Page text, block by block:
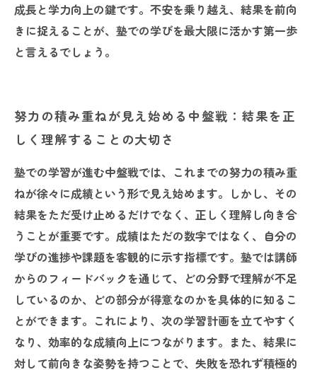
成長と学力向上の鍵です。不安を乗り越え、結果を前向
きに捉えることが、塾での学びを最大限に活かす第一歩
と言えるでしょう。
努力の積み重ねが見え始める中盤戦：結果を正
しく理解することの大切さ
塾での学習が進む中盤戦では、これまでの努力の積み重
ねが徐々に成績という形で見え始めます。しかし、その
結果をただ受け止めるだけでなく、正しく理解し向き合
うことが重要です。成績はただの数字ではなく、自分の
学びの進捗や課題を客観的に示す指標です。塾では講師
からのフィードバックを通じて、どの分野で理解が不足
しているのか、どの部分が得意なのかを具体的に知るこ
とができます。これにより、次の学習計画を立てやすく
なり、効率的な成績向上につながります。また、結果に
対して前向きな姿勢を持つことで、失敗を恐れず積極的